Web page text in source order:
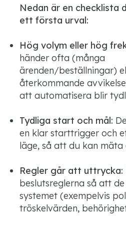
Nedan är en checklista
ett första urval:
Hög volym eller hög
händer ofta (många
ärenden/beställningar)
återkommande
att automatisera blir
Tydliga start och mål:
en klar starttrigger och
läge, så att du kan
Regler går att uttrycka:
beslutsreglerna så att
systemet (exempelvis
tröskelvärden,